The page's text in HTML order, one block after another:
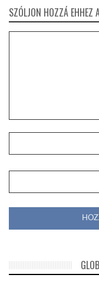
SZÓLJON HOZZÁ EHHEZ